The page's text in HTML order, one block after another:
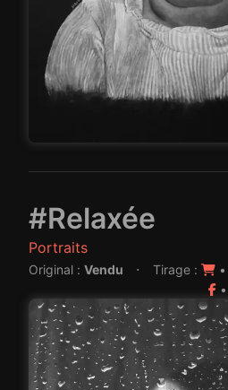
#Relaxée
Portraits
Original : Vendu · Tirage : •
•